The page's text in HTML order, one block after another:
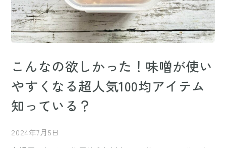
こんなの欲しかった！味噌が使い
やすくなる超人気100均アイテム
知っている？
2024年7月5日